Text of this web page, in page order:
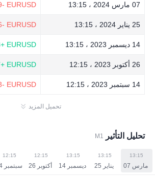
07 مارس 2024 ، 13:15 EURUSD
-6.9 Pips
25 يناير 2024 ، 13:15 EURUSD
-28.6 Pips
14 ديسمبر 2023 ، 13:15 EURUSD
+59.8 Pips
26 أكتوبر 2023 ، 12:15 EURUSD
+14.7 Pips
14 سبتمبر 2023 ، 12:15 EURUSD
-40.3 Pips
تحميل المزيد
تحليل التأثير M1
13:15
13:15
13:15
12:15
12:15